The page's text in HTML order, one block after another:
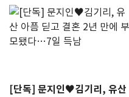
[단독] 문지인♥김기리, 유산